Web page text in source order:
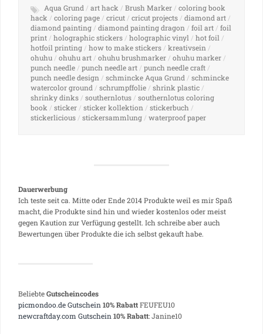
Aqua Grund / art hack / Brush Marker / coloring book
hack / coloring page / cricut / cricut projects / diamond art /
diamond painting / diamond painting dragon / foil art / foil
print / holographic stickers / holographic vinyl / hot foil /
hotfoil printing / how to make stickers / kreativsein /
ohuhu / ohuhu art / ohuhu brushmarker / ohuhu marker /
punch needle / punch needle art / punch needle craft /
punch needle design / schmincke Aqua Grund / schmincke
watercolor ground / schrumpffolie / shrink plastic /
shrinky dinks / southernlotus / southernlotus coloring
book / sticker / sticker kollektion / stickerbuch /
stickerlicious / stickersammlung / waterproof paper
Dauerwerbung
Ich teste seit ca. Mitte oder Ende 2014 Produkte weil es mir Spaß
macht, die Produkte sind hin und wieder kostenlos oder meist
gegen Kaution zur Verfügung gestellt. Ich schreibe aber auch
Bewertungen über Produkte die ich selbst gekauft habe.
BeliebteGutscheincodes
picmondoo.de Gutschein 10% RabattFEUFEU10
newcraftday.com Gutschein 10% Rabatt: Janine10